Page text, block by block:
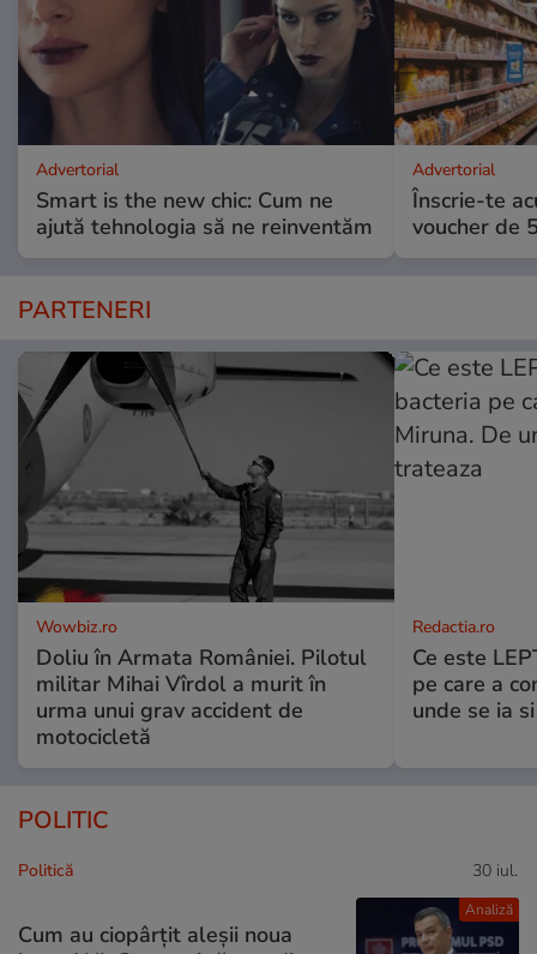
Advertorial
Smart is the new chic: Cum ne
ajută tehnologia să ne reinventăm
Advertorial
Înscrie-te
voucher de
PARTENERI
Wowbiz.ro
Doliu în Armata României. Pilotul
militar Mihai Vîrdol a murit în
urma unui grav accident de
motocicletă
Redactia.ro
Ce este
pe care a
unde se ia
POLITIC
Analiză
Politică 30 iul.
Cum au ciopârțit aleșii noua